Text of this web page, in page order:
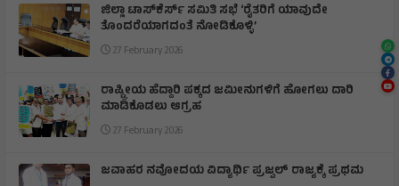
ಜಿಲ್ಲಾ ಟಾಸ್‌‌ಕೆರ್ಸ್ ಸಮಿತಿ ಸಭೆ ‘ರೈತರಿಗೆ ಯಾವುದೇ
ತೊಂದರೆಯಾಗದಂತೆ ನೋಡಿಕೊಳ್ಳಿ’
27 February 2026
ರಾಷ್ಟ್ರೀಯ ಹೆದ್ದಾರಿ ಪಕ್ಕದ ಜಮೀನುಗಳಿಗೆ ಹೋಗಲು ದಾರಿ
ಮಾಡಿಕೊಡಲು ಆಗ್ರಹ
27 February 2026
ಜವಾಹರ ನವೋದಯ ವಿದ್ಯಾರ್ಥಿ ಪ್ರಜ್ವಲ್ ರಾಜ್ಯಕ್ಕೆ ಪ್ರಥಮ